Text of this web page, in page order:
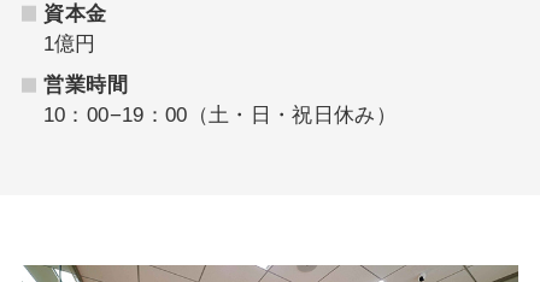
資本金
1億円
営業時間
10：00−19：00（土・日・祝日休み）